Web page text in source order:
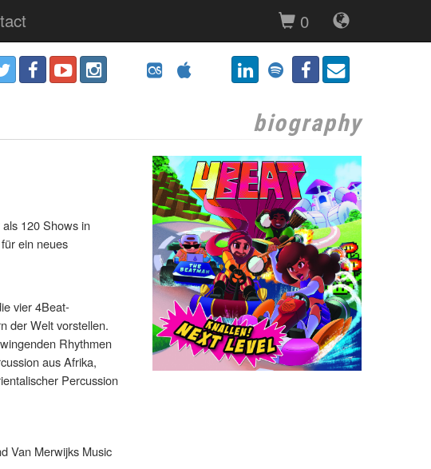
0
biography
120 Shows in
ein neues
vier 4Beat-
der Welt vorstellen.
Rhythmen
aus Afrika,
Percussion
Van Merwijks Music